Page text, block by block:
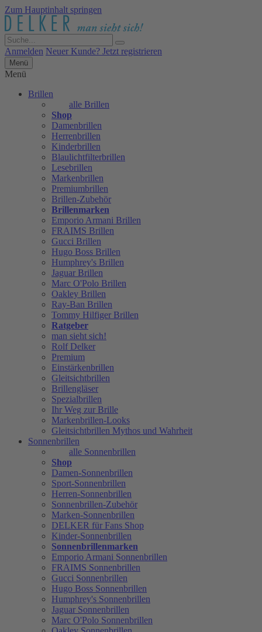
Zum Hauptinhalt springen
Anmelden Neuer Kunde? Jetzt registrieren
Menü
Menü
Brillen
alle Brillen
Shop
Damenbrillen
Herrenbrillen
Kinderbrillen
Blaulichtfilterbrillen
Lesebrillen
Markenbrillen
Premiumbrillen
Brillen-Zubehör
Brillenmarken
Emporio Armani Brillen
FRAIMS Brillen
Gucci Brillen
Hugo Boss Brillen
Humphrey's Brillen
Jaguar Brillen
Marc O'Polo Brillen
Oakley Brillen
Ray-Ban Brillen
Tommy Hilfiger Brillen
Ratgeber
man sieht sich!
Rolf Delker
Premium
Einstärkenbrillen
Gleitsichtbrillen
Brillengläser
Spezialbrillen
Ihr Weg zur Brille
Markenbrillen-Looks
Gleitsichtbrillen Mythos und Wahrheit
Sonnenbrillen
alle Sonnenbrillen
Shop
Damen-Sonnenbrillen
Sport-Sonnenbrillen
Herren-Sonnenbrillen
Sonnenbrillen-Zubehör
Marken-Sonnenbrillen
DELKER für Fans Shop
Kinder-Sonnenbrillen
Sonnenbrillenmarken
Emporio Armani Sonnenbrillen
FRAIMS Sonnenbrillen
Gucci Sonnenbrillen
Hugo Boss Sonnenbrillen
Humphrey's Sonnenbrillen
Jaguar Sonnenbrillen
Marc O'Polo Sonnenbrillen